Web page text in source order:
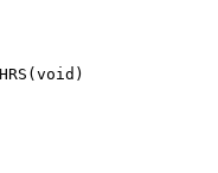
( void )